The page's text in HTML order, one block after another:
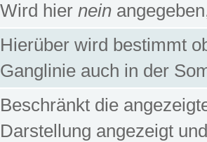
Wird hier nein
Hierüber wird bestimmt
Ganglinie auch in der
Beschränkt die
Darstellung angezeigt